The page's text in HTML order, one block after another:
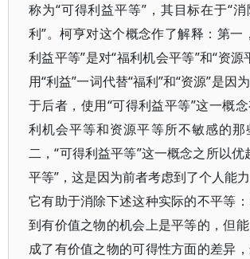
称为“可得利益平等”，其目标在于“
利”。柯亨对这个概念作了解释：第一
利益平等”是对“福利机会平等”和“资源
用“利益”一词代替“福利”和“资源”是因
于后者，使用“可得利益平等”这一概
利机会平等和资源平等所不敏感的那
二，“可得利益平等”这一概念之所以优
平等”，这是因为前者考虑到了个人能
它有助于消除下述这种实际的不平等
到有价值之物的机会上是平等的，但
成了有价值之物的可得性方面的差异